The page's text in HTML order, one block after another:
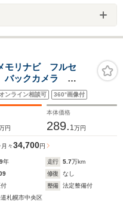
モリナビ フルセ
バックカメラ
ーシート 前席シー
アミラーヒーター
オンライン相談可 360°画像付
円
本体価格
289. 1 万円
月々34,700円
年 走行 5.7万km
修復
なし
整備
法定整備付
札幌市中央区